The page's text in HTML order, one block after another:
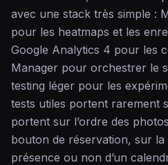
avec une stack très simple :
pour les heatmaps et les
Google Analytics 4 pour les
Manager pour orchestrer le
testing léger pour les
tests utiles portent rarement
portent sur l’ordre des
bouton de réservation, sur
présence ou non d’un